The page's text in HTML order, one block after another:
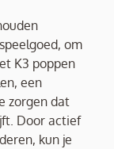
om
K3 poppen
een
zorgen dat
Door actief
kun je